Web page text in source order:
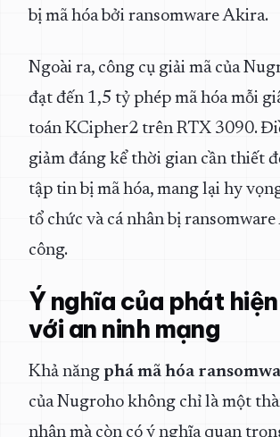
bị mã hóa bởi ransomware Akira.
Ngoài ra, công cụ giải mã của
đạt đến 1,5 tỷ phép mã hóa mỗi
toán KCipher2 trên RTX 3090.
giảm đáng kể thời gian cần thiết
tập tin bị mã hóa, mang lại hy
tổ chức và cá nhân bị
công.
Ý nghĩa của phát
với an ninh mạng
Khả năng phá mã hóa
của Nugroho không chỉ là một
nhân mà còn có ý nghĩa quan